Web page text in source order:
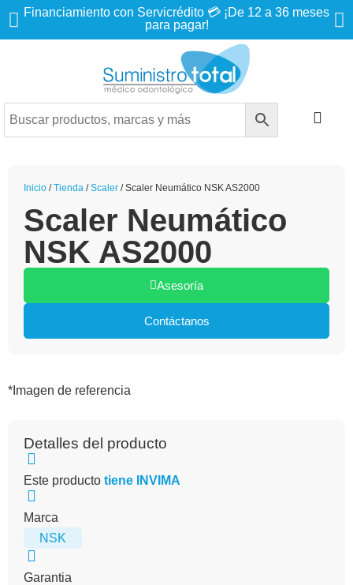
Financiamiento con Servicrédito 💳 ¡De 12 a 36 meses
para pagar!
Inicio /Tienda /Scaler / Scaler Neumático NSK AS2000
Scaler Neumático
NSK AS2000
Asesoría
Contáctanos
*Imagen de referencia
Detalles del producto
Este producto tiene INVIMA
Marca
NSK
Garantia